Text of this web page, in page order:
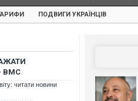
ПОДВИГИ УКРАЇНЦІВ
ВМС
читати новини